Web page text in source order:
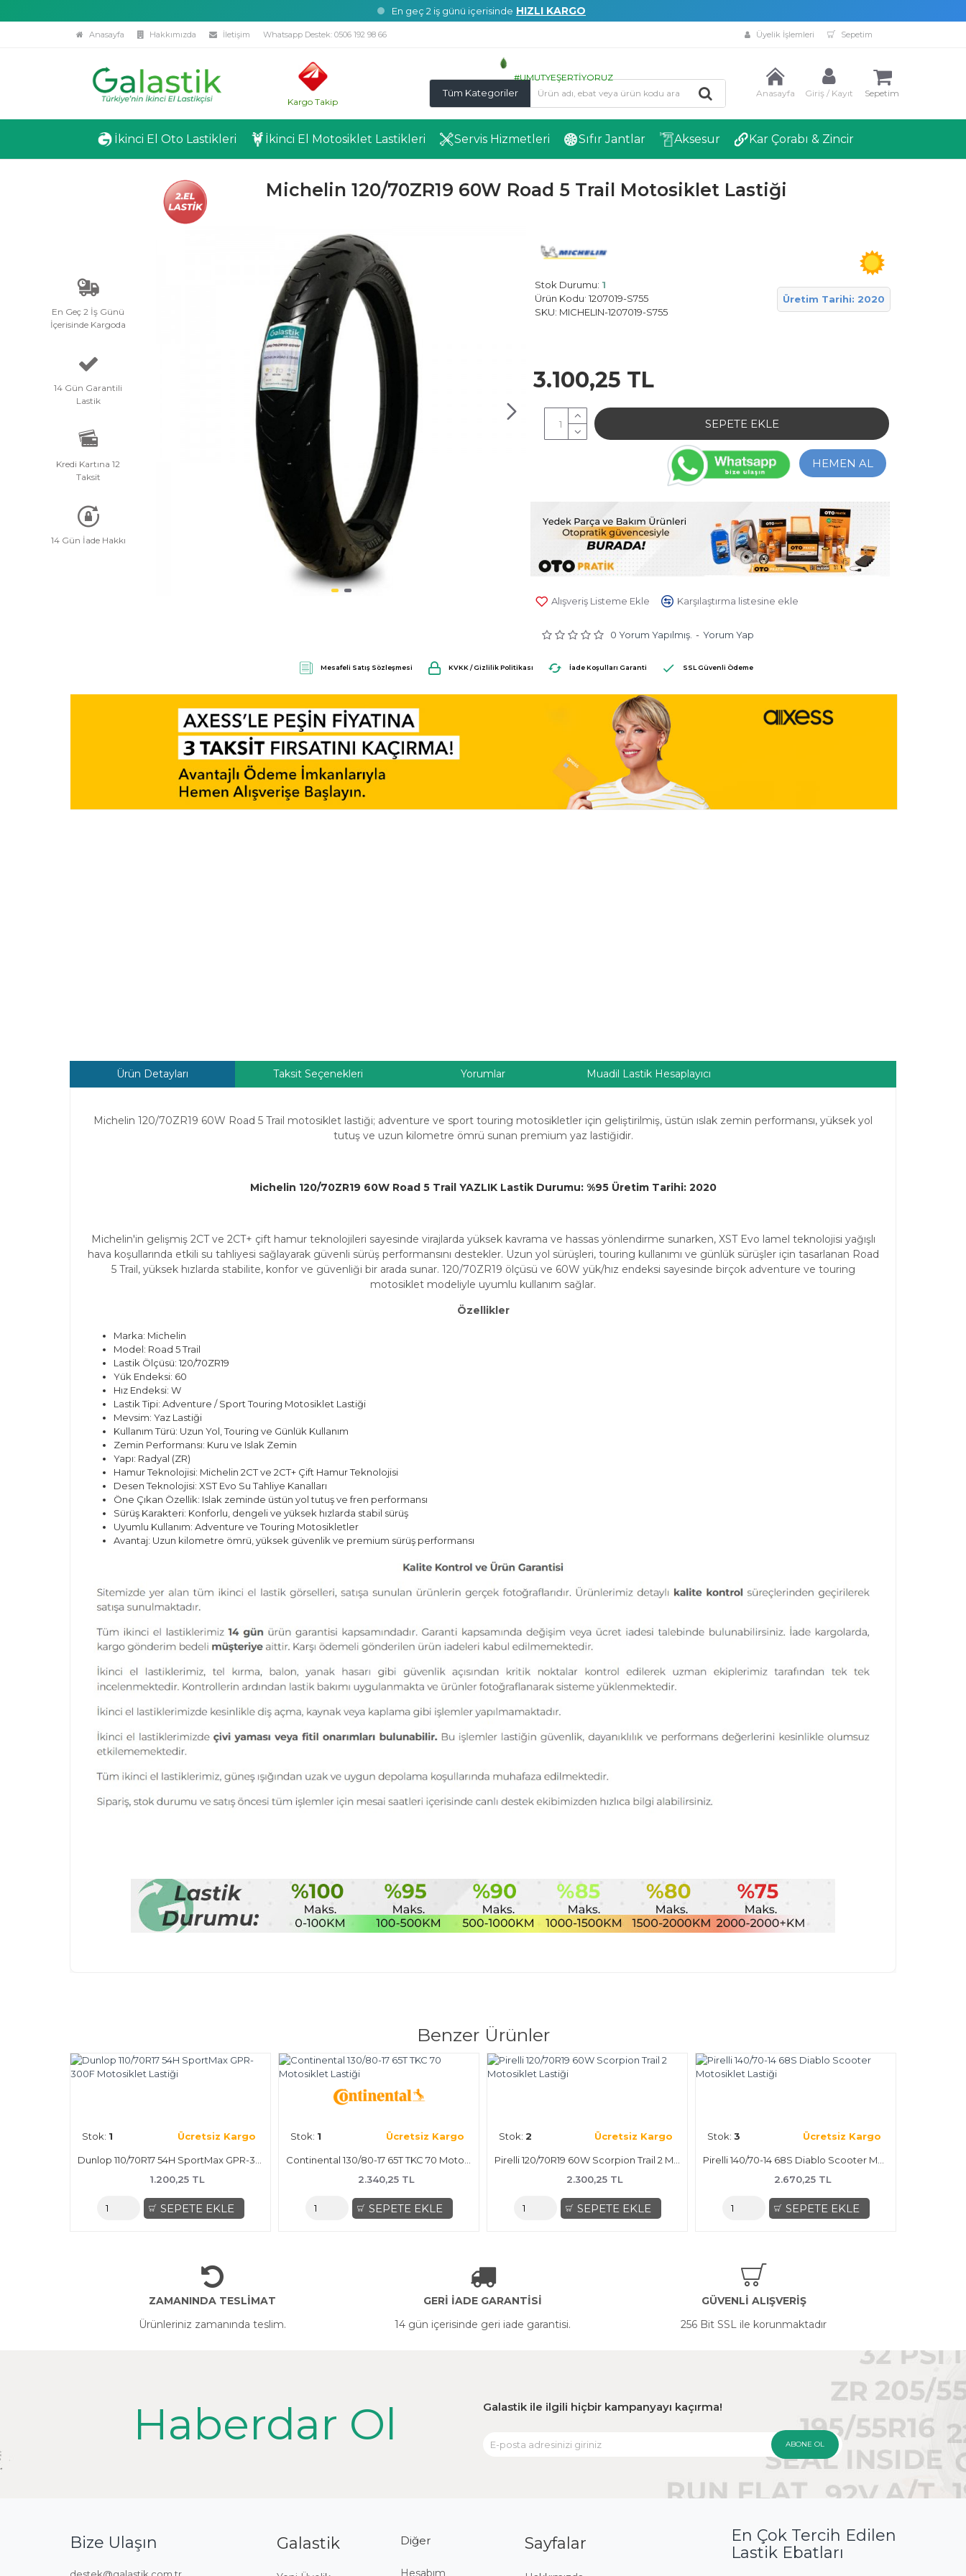
En geç 2 iş günü içerisinde HIZLI KARGO
#UMUTYEŞERTİYORUZ
Kargo Takip
Anasayfa Hakkımızda İletişim Whatsapp Destek: 0506 192 98 66 Üyelik İşlemleri Sepetim
Tüm Kategoriler Anasayfa Giriş / Kayıt Sepetim
İkinci El Oto Lastikleri İkinci El Motosiklet Lastikleri Servis Hizmetleri Sıfır Jantlar Aksesur Kar Çorabı & Zincir
En Geç 2 İş Günü
İçerisinde Kargoda
14 Gün Garantili
Lastik
Kredi Kartına 12
Taksit
14 Gün İade Hakkı
Michelin 120/70ZR19 60W Road 5 Trail Motosiklet Lastiği
Stok Durumu: 1
Ürün Kodu: 1207019-S755
SKU: MICHELIN-1207019-S755
Michelin
0 Yorum Yapılmış. - Yorum Yap
3.100,25 TL
SEPETE EKLE
HEMEN AL
Alışveriş Listeme Ekle Karşılaştırma listesine ekle
Üretim Tarihi: 2020
Mesafeli Satış Sözleşmesi KVKK / Gizlilik Politikası İade Koşulları Garanti SSL Güvenli Ödeme
Ürün Detayları Taksit Seçenekleri Yorumlar Muadil Lastik Hesaplayıcı
Michelin 120/70ZR19 60W Road 5 Trail motosiklet lastiği; adventure ve sport touring motosikletler için geliştirilmiş, üstün ıslak zemin performansı, yüksek yol
tutuş ve uzun kilometre ömrü sunan premium yaz lastiğidir.
Michelin 120/70ZR19 60W Road 5 Trail YAZLIK Lastik Durumu: %95 Üretim Tarihi: 2020
Michelin'in gelişmiş 2CT ve 2CT+ çift hamur teknolojileri sayesinde virajlarda yüksek kavrama ve hassas yönlendirme sunarken, XST Evo lamel teknolojisi yağışlı
hava koşullarında etkili su tahliyesi sağlayarak güvenli sürüş performansını destekler. Uzun yol sürüşleri, touring kullanımı ve günlük sürüşler için tasarlanan Road
5 Trail, yüksek hızlarda stabilite, konfor ve güvenliği bir arada sunar. 120/70ZR19 ölçüsü ve 60W yük/hız endeksi sayesinde birçok adventure ve touring
motosiklet modeliyle uyumlu kullanım sağlar.
Özellikler
Marka: Michelin
Model: Road 5 Trail
Lastik Ölçüsü: 120/70ZR19
Yük Endeksi: 60
Hız Endeksi: W
Lastik Tipi: Adventure / Sport Touring Motosiklet Lastiği
Mevsim: Yaz Lastiği
Kullanım Türü: Uzun Yol, Touring ve Günlük Kullanım
Zemin Performansı: Kuru ve Islak Zemin
Yapı: Radyal (ZR)
Hamur Teknolojisi: Michelin 2CT ve 2CT+ Çift Hamur Teknolojisi
Desen Teknolojisi: XST Evo Su Tahliye Kanalları
Öne Çıkan Özellik: Islak zeminde üstün yol tutuş ve fren performansı
Sürüş Karakteri: Konforlu, dengeli ve yüksek hızlarda stabil sürüş
Uyumlu Kullanım: Adventure ve Touring Motosikletler
Avantaj: Uzun kilometre ömrü, yüksek güvenlik ve premium sürüş performansı
Benzer Ürünler
Stok: 1 Ücretsiz Kargo
1.200,25 TL
SEPETE EKLE
Stok: 1 Ücretsiz Kargo
2.340,25 TL
SEPETE EKLE
Stok: 2 Ücretsiz Kargo
2.300,25 TL
SEPETE EKLE
Stok: 3 Ücretsiz Kargo
2.670,25 TL
SEPETE EKLE
ZAMANINDA TESLİMAT
Ürünleriniz zamanında teslim.
GERİ İADE GARANTİSİ
14 gün içerisinde geri iade garantisi.
GÜVENLİ ALIŞVERİŞ
256 Bit SSL ile korunmaktadır
Haberdar Ol Galastik ile ilgili hiçbir kampanyayı kaçırma!
ABONE OL
Bize Ulaşın Galastik Diğer
Hesabım
Sayfalar
En Çok Tercih Edilen
Lastik Ebatları